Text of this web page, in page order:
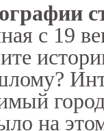
с 19
на